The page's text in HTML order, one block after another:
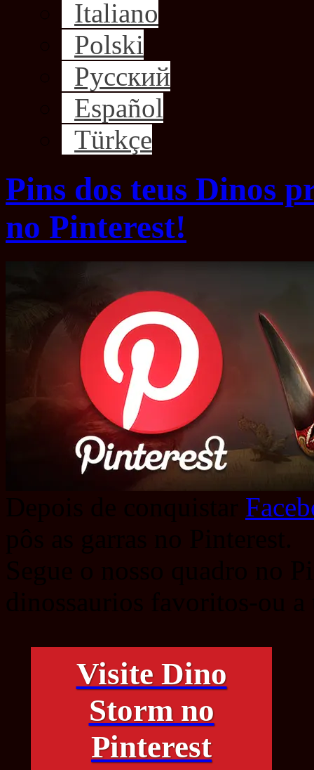
Italiano
Polski
Русский
Español
Türkçe
Pins dos teus Dinos
no Pinterest!
Visite Dino
Storm no
Pinterest